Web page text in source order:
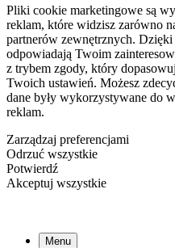
Pliki cookie marketingowe są
reklam, które widzisz zarówno
partnerów zewnętrznych.
odpowiadają Twoim
z trybem zgody, który
Twoich ustawień. Możesz
dane były wykorzystywane do
reklam.
Zarządzaj preferencjami
Odrzuć wszystkie
Potwierdź
Akceptuj wszystkie
Menu